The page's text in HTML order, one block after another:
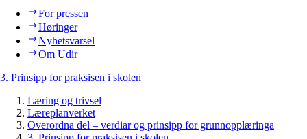
For pressen
Høringer
Nyhetsvarsel
Om Udir
3. Prinsipp for praksisen i skolen
Læring og trivsel
Læreplanverket
Overordna del – verdiar og prinsipp for grunnopplæringa